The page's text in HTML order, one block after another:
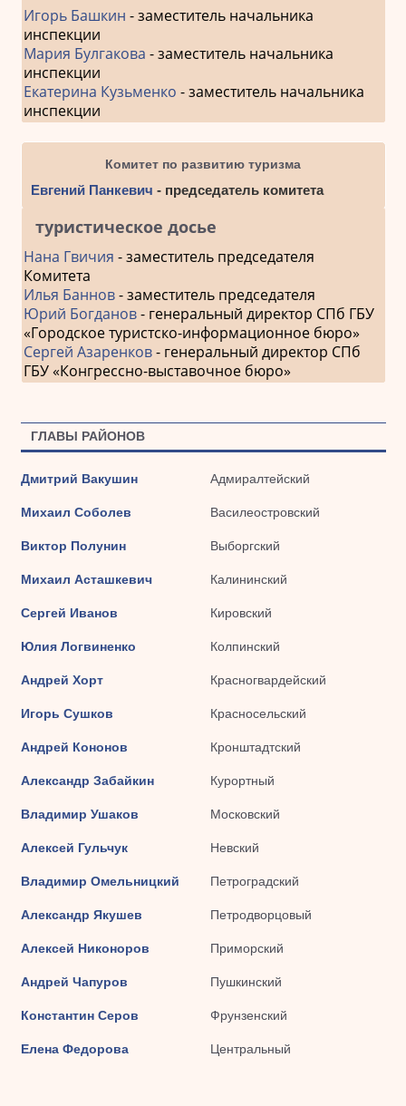
Игорь Башкин - заместитель начальника
инспекции
Мария Булгакова - заместитель начальника
инспекции
Екатерина Кузьменко - заместитель начальника
инспекции
Комитет по развитию туризма
Евгений Панкевич - председатель комитета
туристическое досье
Нана Гвичия - заместитель председателя
Комитета
Илья Баннов- заместитель председателя
Юрий Богданов- генеральный директор СПб ГБУ
«Городское туристско-информационное бюро»
Сергей Азаренков- генеральный директор СПб
ГБУ «Конгрессно-выставочное бюро»
ГЛАВЫ РАЙОНОВ
Дмитрий Вакушин Адмиралтейский
Михаил Соболев Василеостровский
Виктор Полунин Выборгский
Михаил Асташкевич Калининский
Сергей Иванов Кировский
Юлия Логвиненко Колпинский
Андрей Хорт Красногвардейский
Игорь Сушков Красносельский
Андрей Кононов Кронштадтский
Александр Забайкин Курортный
Владимир Ушаков Московский
Алексей Гульчук Невский
Владимир Омельницкий Петроградский
Александр Якушев Петродворцовый
Алексей Никоноров Приморский
Андрей Чапуров Пушкинский
Константин Серов Фрунзенский
Елена Федорова Центральный